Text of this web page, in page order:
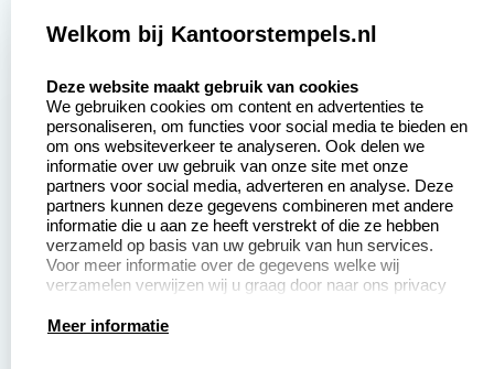
Zakelijk:
Aanvraag op maat
Betaling &
Verzending
Wederverkoper
worden
Sale
Klantenservice:
Contact opnemen
Veel gestelde vragen
Retourneren
Herroepingsrecht
Productinformatie:
Welkom bij Kantoorstempels.nl
Deze website maakt gebruik van cookies
We gebruiken cookies om content en advertenties te
personaliseren, om functies voor social media te bieden en
om ons websiteverkeer te analyseren. Ook delen we
informatie over uw gebruik van onze site met onze
partners voor social media, adverteren en analyse. Deze
partners kunnen deze gegevens combineren met andere
informatie die u aan ze heeft verstrekt of die ze hebben
verzameld op basis van uw gebruik van hun services.
Voor meer informatie over de gegevens welke wij
verzamelen verwijzen wij u graag door naar ons privacy
Meer informatie